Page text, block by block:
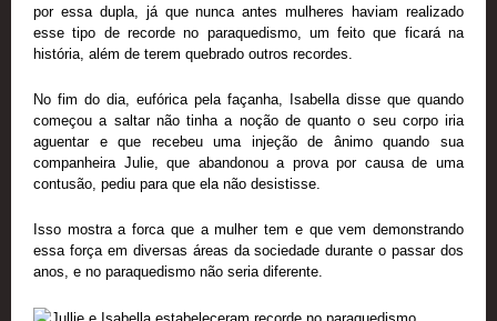
por essa dupla, já que nunca antes mulheres haviam realizado
esse tipo de recorde no paraquedismo, um feito que ficará na
história, além de terem quebrado outros recordes.
No fim do dia, eufórica pela façanha, Isabella disse que quando
começou a saltar não tinha a noção de quanto o seu corpo iria
aguentar e que recebeu uma injeção de ânimo quando sua
companheira Julie, que abandonou a prova por causa de uma
contusão, pediu para que ela não desistisse.
Isso mostra a forca que a mulher tem e que vem demonstrando
essa força em diversas áreas da sociedade durante o passar dos
anos, e no paraquedismo não seria diferente.